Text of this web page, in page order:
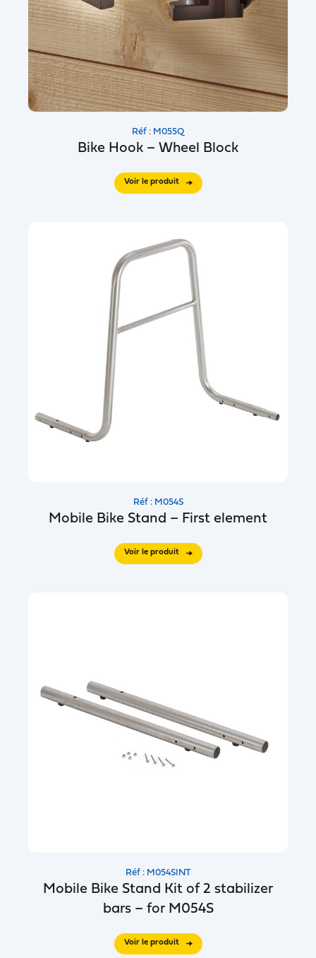
Réf : M055Q
Bike Hook – Wheel Block
Voir le produit
Réf : M054S
Mobile Bike Stand – First element
Voir le produit
Réf : M054SINT
Mobile Bike Stand Kit of 2 stabilizer
bars – for M054S
Voir le produit